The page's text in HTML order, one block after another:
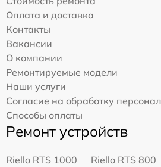
Оплата и доставка
Контакты
Вакансии
О компании
Ремонтируемые модели
Наши услуги
Согласие на обработку
Способы оплаты
Ремонт устройств
Riello RTS 1000
Riello RTS 800